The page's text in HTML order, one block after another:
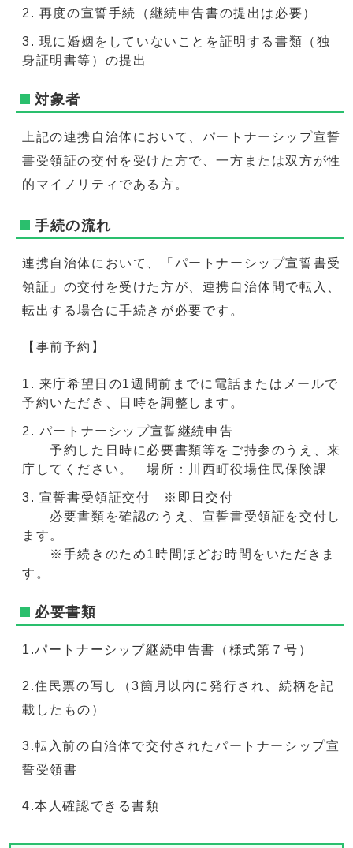
再度の宣誓手続（継続申告書の提出は必要）
現に婚姻をしていないことを証明する書類（独
身証明書等）の提出
対象者
上記の連携自治体において、パートナーシップ宣誓
書受領証の交付を受けた方で、一方または双方が性
的マイノリティである方。
手続の流れ
連携自治体において、「パートナーシップ宣誓書受
領証」の交付を受けた方が、連携自治体間で転入、
転出する場合に手続きが必要です。
【事前予約】
来庁希望日の1週間前までに電話またはメールで
予約いただき、日時を調整します。
パートナーシップ宣誓継続申告
予約した日時に必要書類等をご持参のうえ、来
庁してください。 場所：川西町役場住民保険課
宣誓書受領証交付 ※即日交付
必要書類を確認のうえ、宣誓書受領証を交付し
ます。
※手続きのため1時間ほどお時間をいただきま
す。
必要書類
1.パートナーシップ継続申告書（様式第７号）
2.住民票の写し（3箇月以内に発行され、続柄を記
載したもの）
3.転入前の自治体で交付されたパートナーシップ宣
誓受領書
4.本人確認できる書類